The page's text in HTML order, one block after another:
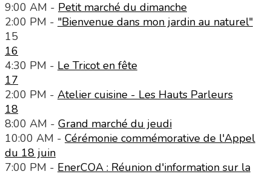
9:00 AM - Petit marché du dimanche
2:00 PM - "Bienvenue dans mon jardin au naturel"
15
16
4:30 PM - Le Tricot en fête
17
2:00 PM - Atelier cuisine - Les Hauts Parleurs
18
8:00 AM - Grand marché du jeudi
10:00 AM - Cérémonie commémorative de l'Appel
du 18 juin
7:00 PM - EnerCOA : Réunion d'information sur la